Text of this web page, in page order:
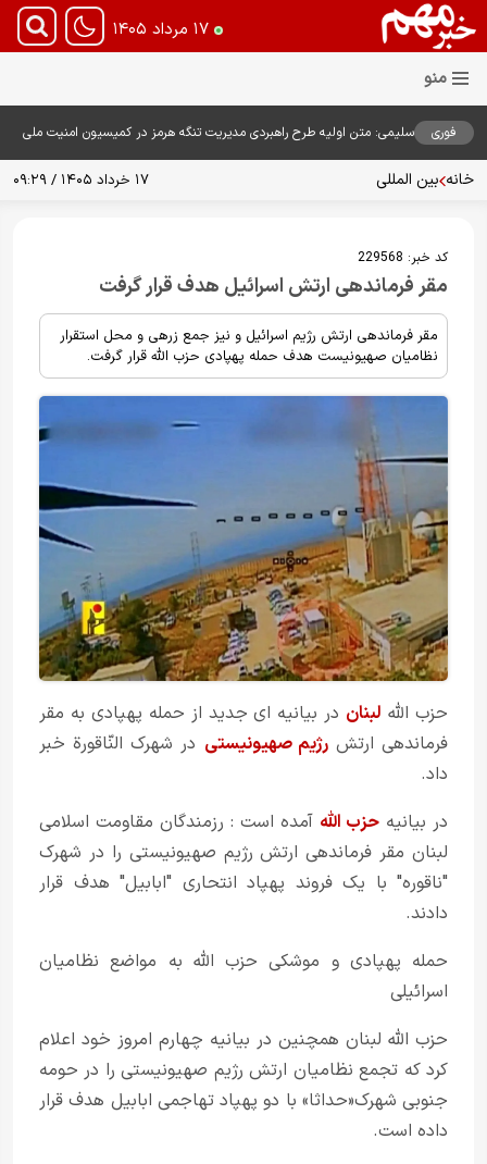
۱۷ مرداد ۱۴۰۵
فوری
سلیمی: متن اولیه طرح راهبردی مدیریت تنگه هرمز در کمیسیون امنیت ملی
خانه بین المللی ۱۷ خرداد ۱۴۰۵ / ۰۹:۲۹
کد خبر: 229568
مقر فرماندهی ارتش اسرائیل هدف قرار گرفت
مقر فرماندهی ارتش رژیم اسرائیل و نیز جمع زرهی و محل استقرار
نظامیان صهیونیست هدف حمله پهپادی حزب الله قرار گرفت.
حزب الله لبنان در بیانیه ای جدید از حمله پهپادی به مقر
فرماندهی ارتشرژیم صهیونیستی در شهرک النّاقورة خبر
داد.
در بیانیه حزب الله آمده است : رزمندگان مقاومت اسلامی
لبنان مقر فرماندهی ارتش رژیم صهیونیستی را در شهرک
"ناقوره" با یک فروند پهپاد انتحاری "ابابیل" هدف قرار
دادند.
حمله پهپادی و موشکی حزب الله به مواضع نظامیان
اسرائیلی
حزب الله لبنان همچنین در بیانیه چهارم امروز خود اعلام
کرد که تجمع نظامیان ارتش رژیم صهیونیستی را در حومه
جنوبی شهرک«حداثا» با دو پهپاد تهاجمی ابابیل هدف قرار
داده است.